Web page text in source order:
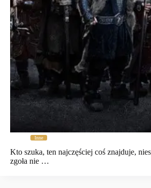
Inne
Kto szuka, ten najczęściej coś znajduje,
zgoła nie …